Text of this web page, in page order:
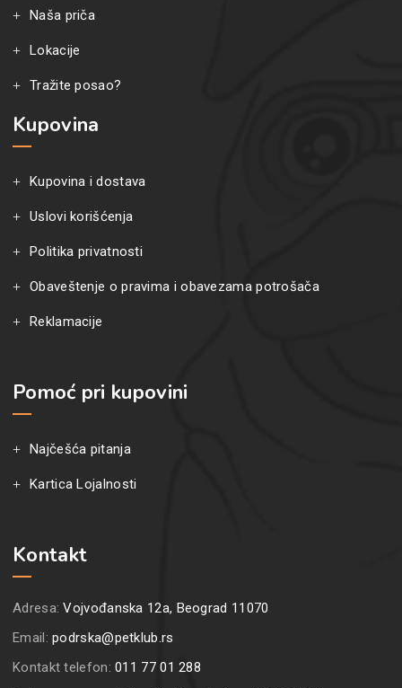
Naša priča
Lokacije
Tražite posao?
Kupovina
Kupovina i dostava
Uslovi korišćenja
Politika privatnosti
Obaveštenje o pravima i obavezama potrošača
Reklamacije
Pomoć pri kupovini
Najčešća pitanja
Kartica Lojalnosti
Kontakt
Adresa:Vojvođanska 12a, Beograd 11070
Email:podrska@petklub.rs
Kontakt telefon:011 77 01 288